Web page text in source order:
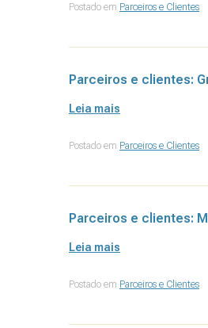
Postado em Parceiros e Clientes
Parceiros e clientes:
Leia mais
Postado em Parceiros e Clientes
Parceiros e clientes:
Leia mais
Postado em Parceiros e Clientes